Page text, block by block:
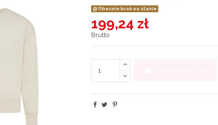
Obecnie brak na stanie
199,24 zł
Brutto